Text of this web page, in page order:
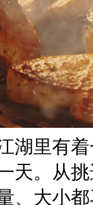
湖里有
天。从
、大小